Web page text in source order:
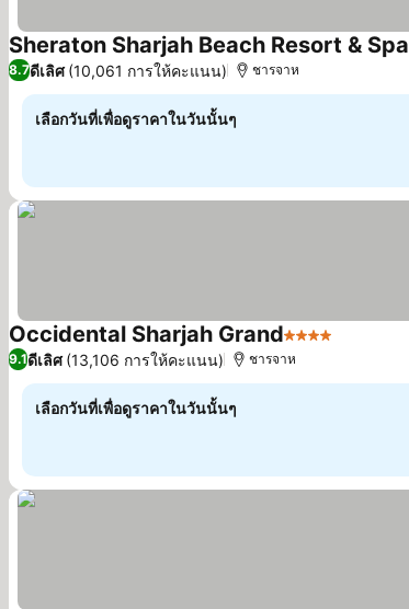
Sheraton Sharjah Beach Resort & Spa
8.7ดีเลิศ (10,061 การให้คะแนน) ชารจาห
เลือกวันที่เพื่อดูราคาในวันนั้นๆ
Occidental Sharjah Grand4 ดาว
9.1ดีเลิศ (13,106 การให้คะแนน) ชารจาห
เลือกวันที่เพื่อดูราคาในวันนั้นๆ